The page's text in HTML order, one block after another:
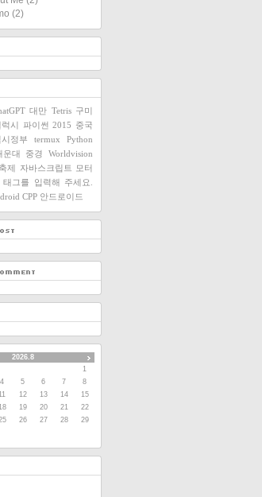
(2)
대만 Tetris 구미
럭시 파이썬 2015 중국
시정부 termux
Python
운대 중경
Worldvision
제 자바스크립트
모터
태그를 입력해 주세요.
CPP 안드로이드
2026.8
1
4 5 6 7
8
12 13 14
15
19 20 21
22
26 27 28
29